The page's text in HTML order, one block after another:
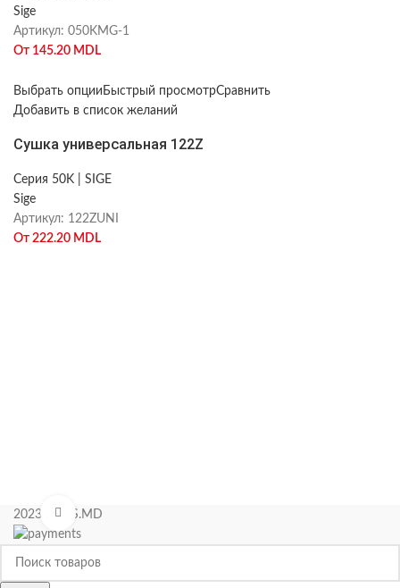
Нажмите, чтобы увеличить
Sige
Артикул: 050KMG-1
От 145.20 MDL
Выбрать опции Быстрый просмотрСравнить
Добавить в список желаний
Сушка универсальная 122Z
Серия 50K | SIGE
Sige
Артикул: 122ZUNI
От 222.20 MDL
2023 KIPAS.MD